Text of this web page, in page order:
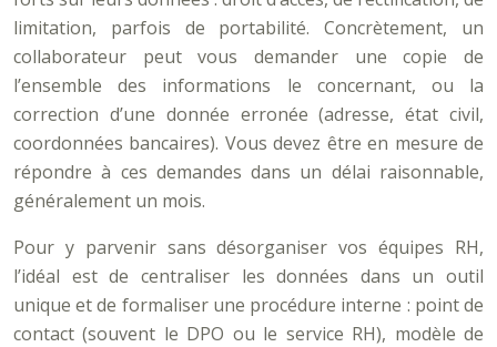
limitation, parfois de portabilité. Concrètement, un
collaborateur peut vous demander une copie de
l’ensemble des informations le concernant, ou la
correction d’une donnée erronée (adresse, état civil,
coordonnées bancaires). Vous devez être en mesure de
répondre à ces demandes dans un délai raisonnable,
généralement un mois.
Pour y parvenir sans désorganiser vos équipes RH,
l’idéal est de centraliser les données dans un outil
unique et de formaliser une procédure interne : point de
contact (souvent le DPO ou le service RH), modèle de